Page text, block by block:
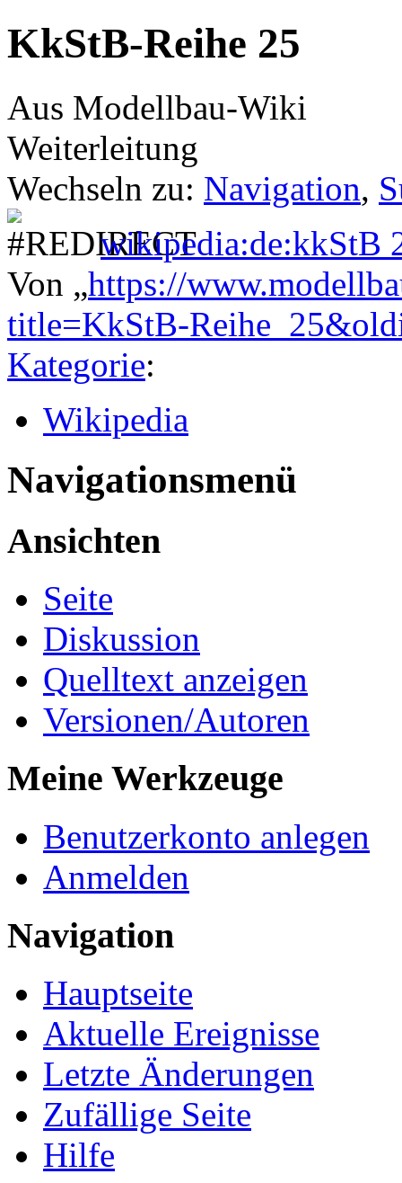
KkStB-Reihe 25
Aus Modellbau-Wiki
Weiterleitung
Wechseln zu: Navigation,
wikipedia:de:kkStB
Von „https://
title=KkStB-
Kategorie:
Wikipedia
Navigationsmenü
Ansichten
Seite
Diskussion
Quelltext anzeigen
Versionen/Autoren
Meine Werkzeuge
Benutzerkonto anlegen
Anmelden
Navigation
Hauptseite
Aktuelle Ereignisse
Letzte Änderungen
Zufällige Seite
Hilfe